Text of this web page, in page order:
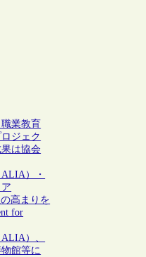
業教育
ジェク
果は協会
）・
高まりを
for
）、
館等に